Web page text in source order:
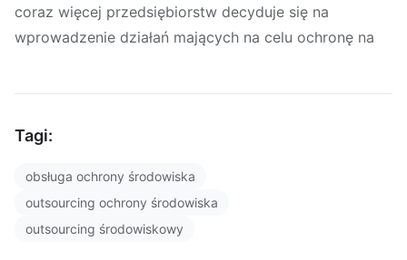
coraz więcej przedsiębiorstw decyduje się na
wprowadzenie działań mających na celu ochronę na
Tagi:
obsługa ochrony środowiska
outsourcing ochrony środowiska
outsourcing środowiskowy